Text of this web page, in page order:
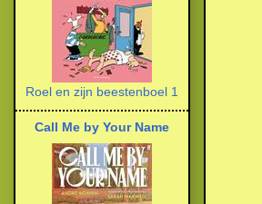
Roel en zijn beestenboel 1
Call Me by Your Name